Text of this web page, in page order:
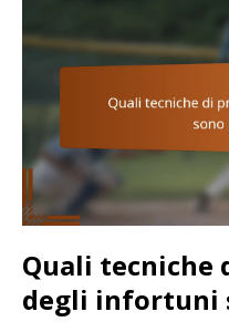
Quali tecniche
degli infortuni